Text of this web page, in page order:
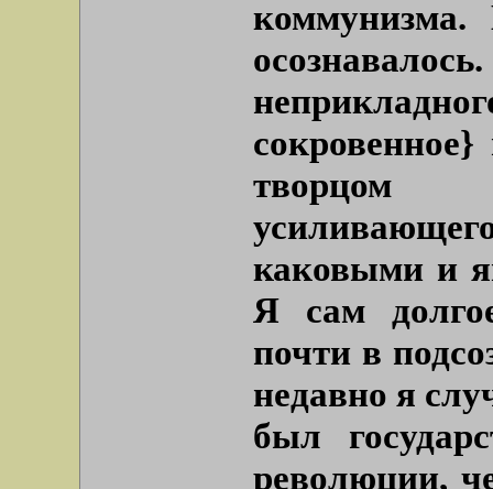
творцом
каковыми и
Я сам
почти в
недавно я
был
революции,